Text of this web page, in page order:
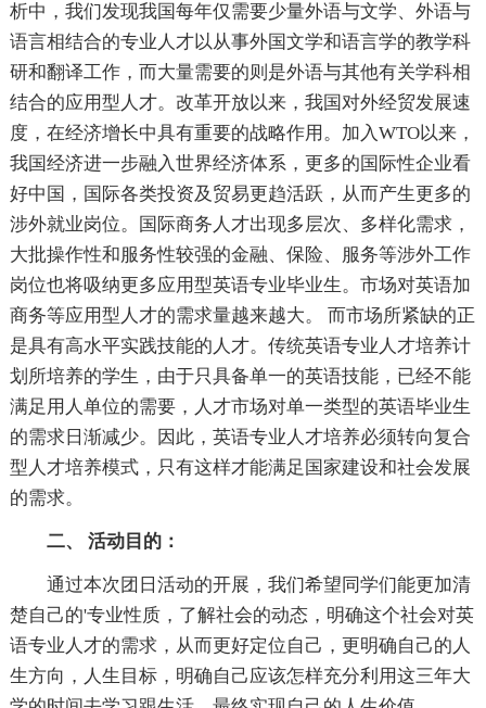
析中，我们发现我国每年仅需要少量外语与文学、外语与
语言相结合的专业人才以从事外国文学和语言学的教学科
研和翻译工作，而大量需要的则是外语与其他有关学科相
结合的应用型人才。改革开放以来，我国对外经贸发展速
度，在经济增长中具有重要的战略作用。加入WTO以来，
我国经济进一步融入世界经济体系，更多的国际性企业看
好中国，国际各类投资及贸易更趋活跃，从而产生更多的
涉外就业岗位。国际商务人才出现多层次、多样化需求，
大批操作性和服务性较强的金融、保险、服务等涉外工作
岗位也将吸纳更多应用型英语专业毕业生。市场对英语加
商务等应用型人才的需求量越来越大。 而市场所紧缺的正
是具有高水平实践技能的人才。传统英语专业人才培养计
划所培养的学生，由于只具备单一的英语技能，已经不能
满足用人单位的需要，人才市场对单一类型的英语毕业生
的需求日渐减少。因此，英语专业人才培养必须转向复合
型人才培养模式，只有这样才能满足国家建设和社会发展
的需求。
二、 活动目的：
通过本次团日活动的开展，我们希望同学们能更加清
楚自己的'专业性质，了解社会的动态，明确这个社会对英
语专业人才的需求，从而更好定位自己，更明确自己的人
生方向，人生目标，明确自己应该怎样充分利用这三年大